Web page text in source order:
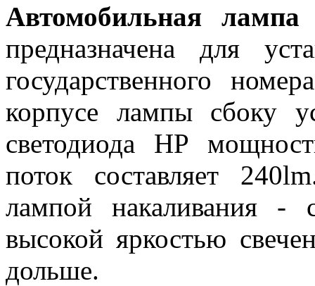
Автомобильная
предназначена для
государственного
корпусе лампы сбоку
светодиода HP
поток составляет
лампой накаливания -
высокой яркостью
дольше.